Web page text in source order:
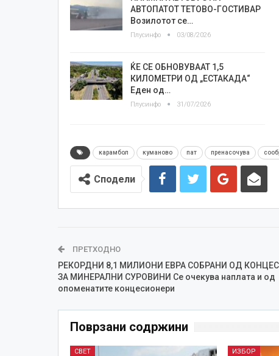
АВТОПАТОТ ТЕТОВО-ГОСТИВАР
Возилотот се…
Плусинфо 03/08/2026
ЌЕ СЕ ОБНОВУВААТ 1,5
КИЛОМЕТРИ ОД „ЕСТАКАДА“
Еден од…
Плусинфо 31/07/2026
карамбол куманово пат пренасочува
Сподели
ПРЕТХОДНО
РЕКОРДНИ 8,1 МИЛИОНИ ЕВРА СОБРАНИ ОД
ЗА МИНЕРАЛНИ СУРОВИНИ Се очекува наплата и од
опоменатите концесионери
Поврзани содржини
СВЕТ ИЗБОР